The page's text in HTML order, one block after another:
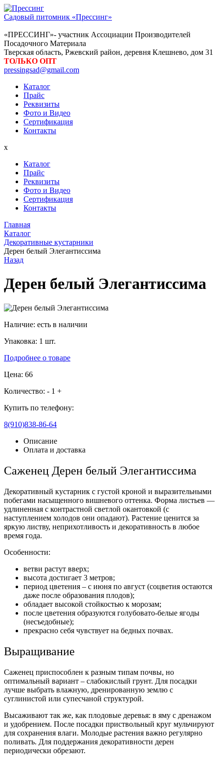
Садовый питомник «Прессинг»
«ПРЕССИНГ»- участник Ассоциации Производителей
Посадочного Материала
Тверская область, Ржевский район, деревня Клешнево, дом 31
ТОЛЬКО ОПТ
pressingsad@gmail.com
Каталог
Прайс
Реквизиты
Фото и Видео
Сертификация
Контакты
x
Каталог
Прайс
Реквизиты
Фото и Видео
Сертификация
Контакты
Главная
Каталог
Декоративные кустарники
Дерен белый Элегантиссима
Назад
Дерен белый Элегантиссима
Наличие: есть в наличии
Упаковка: 1 шт.
Подробнее о товаре
Цена: 66
Количество: - 1 +
Купить по телефону:
8(910)838-86-64
Описание
Оплата и доставка
Саженец Дерен белый Элегантиссима
Декоративный кустарник с густой кроной и выразительными
побегами насыщенного вишневого оттенка. Форма листьев —
удлиненная с контрастной светлой окантовкой (с
наступлением холодов они опадают). Растение ценится за
яркую листву, неприхотливость и декоративность в любое
время года.
Особенности:
ветви растут вверх;
высота достигает 3 метров;
период цветения – с июня по август (соцветия остаются
даже после образования плодов);
обладает высокой стойкостью к морозам;
после цветения образуются голубовато-белые ягоды
(несъедобные);
прекрасно себя чувствует на бедных почвах.
Выращивание
Саженец приспособлен к разным типам почвы, но
оптимальный вариант – слабокислый грунт. Для посадки
лучше выбрать влажную, дренированную землю с
суглинистой или супесчаной структурой.
Высаживают так же, как плодовые деревья: в яму с дренажом
и удобрением. После посадки приствольный круг мульчируют
для сохранения влаги. Молодые растения важно регулярно
поливать. Для поддержания декоративности дерен
периодически обрезают.